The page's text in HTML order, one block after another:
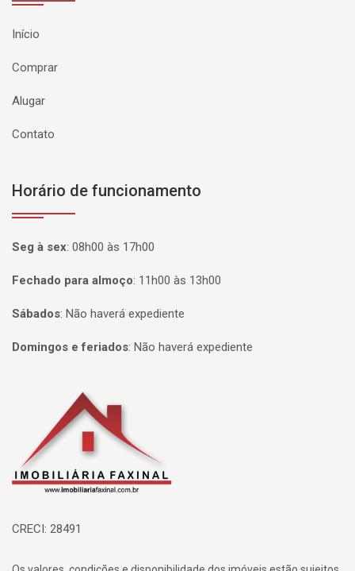
Início
Comprar
Alugar
Contato
Horário de funcionamento
Seg à sex: 08h00 às 17h00
Fechado para almoço: 11h00 às 13h00
Sábados: Não haverá expediente
Domingos e feriados: Não haverá expediente
Página inicial
CRECI: 28491